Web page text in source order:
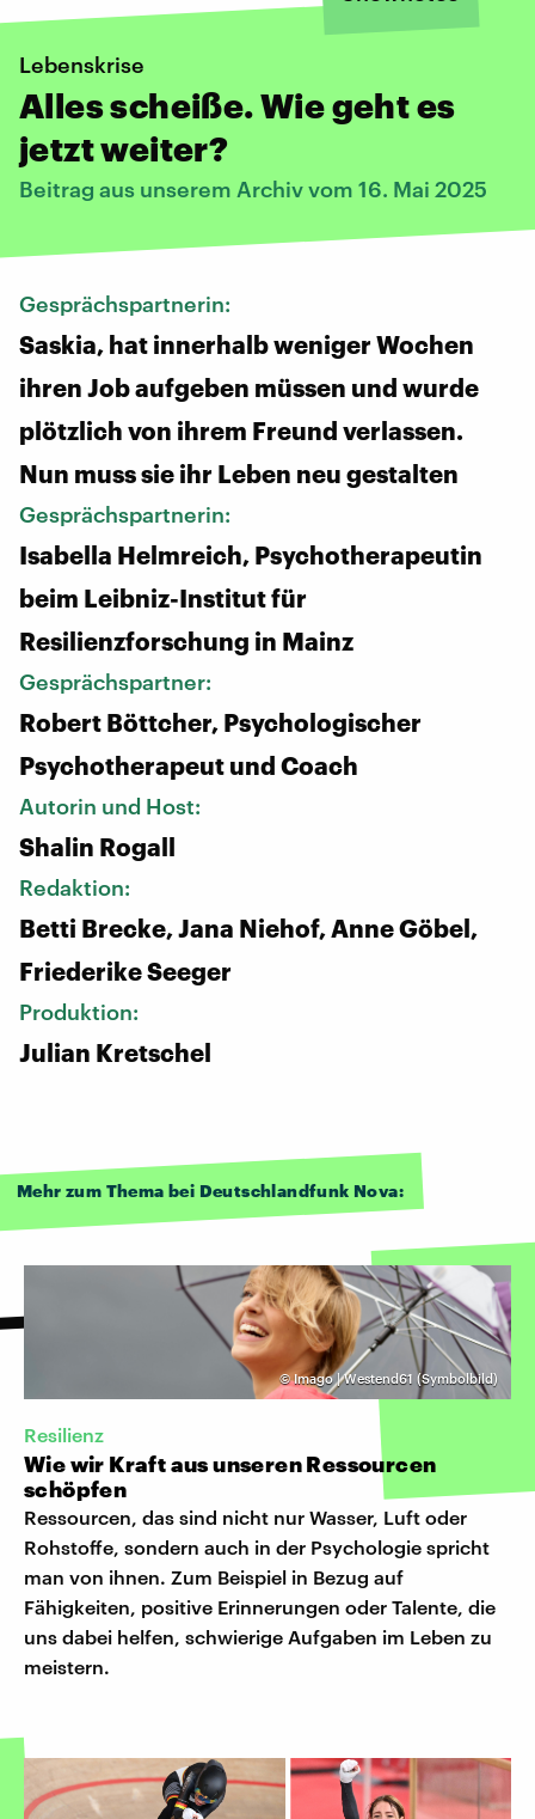
Lebenskrise
Alles scheiße. Wie geht es
jetzt weiter?
Beitrag aus unserem Archiv vom 16. Mai 2025
Gesprächspartnerin:
Saskia, hat innerhalb weniger Wochen
ihren Job aufgeben müssen und wurde
plötzlich von ihrem Freund verlassen.
Nun muss sie ihr Leben neu gestalten
Gesprächspartnerin:
Isabella Helmreich, Psychotherapeutin
beim Leibniz-Institut für
Resilienzforschung in Mainz
Gesprächspartner:
Robert Böttcher, Psychologischer
Psychotherapeut und Coach
Autorin und Host:
Shalin Rogall
Redaktion:
Betti Brecke, Jana Niehof, Anne Göbel,
Friederike Seeger
Produktion:
Julian Kretschel
Mehr zum Thema bei Deutschlandfunk Nova:
©Imago | Westend61 (Symbolbild)
Resilienz
Wie wir Kraft aus unseren Ressourcen
schöpfen
Ressourcen, das sind nicht nur Wasser, Luft oder
Rohstoffe, sondern auch in der Psychologie spricht
man von ihnen. Zum Beispiel in Bezug auf
Fähigkeiten, positive Erinnerungen oder Talente, die
uns dabei helfen, schwierige Aufgaben im Leben zu
meistern.